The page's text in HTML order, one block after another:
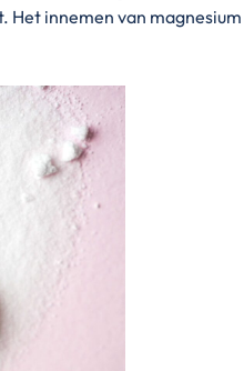
innemen van